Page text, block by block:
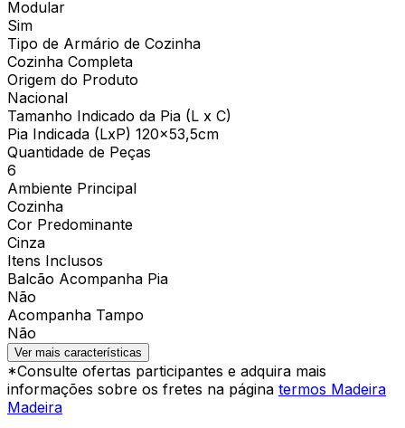
Modular
Sim
Tipo de Armário de Cozinha
Cozinha Completa
Origem do Produto
Nacional
Tamanho Indicado da Pia (L x C)
Pia Indicada (LxP) 120x53,5cm
Quantidade de Peças
6
Ambiente Principal
Cozinha
Cor Predominante
Cinza
Itens Inclusos
Balcão Acompanha Pia
Não
Acompanha Tampo
Não
Ver mais características
*Consulte ofertas participantes e adquira mais
informações sobre os fretes na página termos Madeira
Madeira